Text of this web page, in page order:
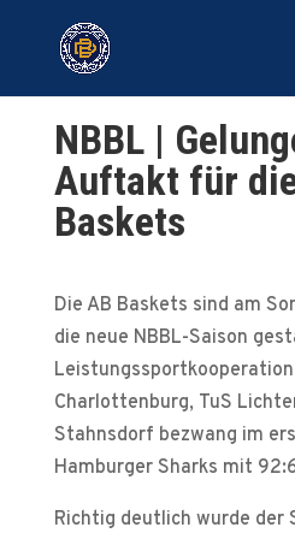
NBBL |
Auftakt für
Baskets
Die AB Baskets sind am
die neue NBBL-Saison
Leistungssportkooperation
Charlottenburg, TuS
Stahnsdorf bezwang im
Hamburger Sharks mit
Richtig deutlich wurde der